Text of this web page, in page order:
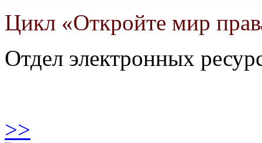
Цикл «Откройте мир
Отдел электронных
>>